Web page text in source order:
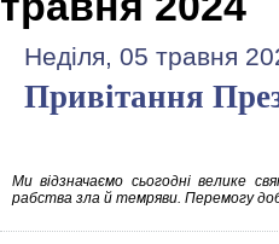
Неділя, 05 травня
Привітання
Ми відзначаємо сьогодні велике
рабства зла й темряви. Перемогу